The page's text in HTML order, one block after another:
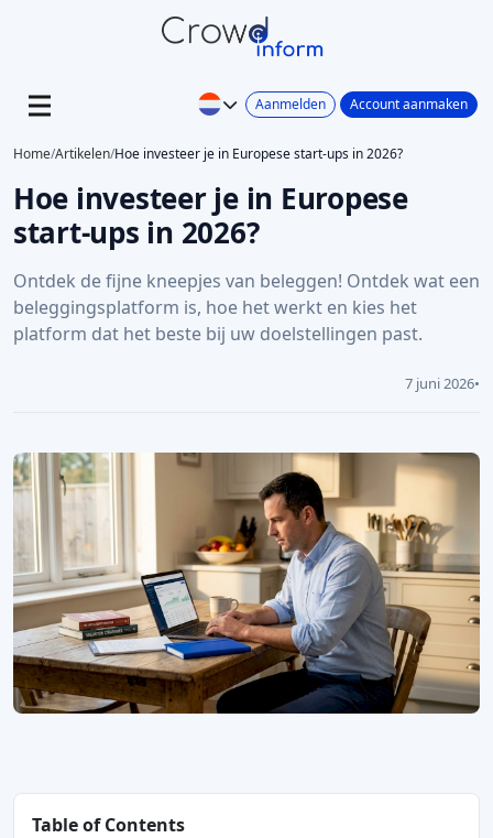
Aanmelden Account aanmaken
Home/Artikelen/Hoe investeer je in Europese start-ups in 2026?
Hoe investeer je in Europese
start-ups in 2026?
Ontdek de fijne kneepjes van beleggen! Ontdek wat een
beleggingsplatform is, hoe het werkt en kies het
platform dat het beste bij uw doelstellingen past.
7 juni 2026•
Table of Contents